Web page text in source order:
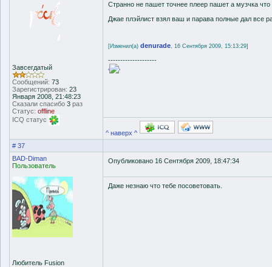
Завсегдатый
Сообщений: 73
Зарегистрирован: 23
Января 2008, 21:48:23
Сказали спасибо 3 раз
Статус: offline
ICQ статус
Странно не пашет точнее плеер пашет а музчка
Джае плэйлист взял ваш и парава полные дал все
[Изменил(а) denurade, 16 Сентября 2009, 15:13:29]
--------------------
'
'
^ наверх ^
# 37
BAD-Diman
Пользователь
Любитель Fusion
Опубликовано 16 Сентября 2009, 18:47:34
Даже незнаю что тебе посоветовать.